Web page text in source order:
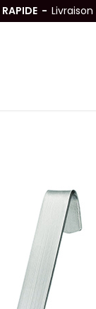
RAPIDE - Livraison